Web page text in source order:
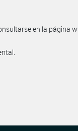
en la página